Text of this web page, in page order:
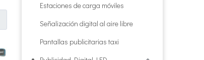
Estaciones de carga móviles
Señalización digital al aire libre
Pantallas publicitarias taxi